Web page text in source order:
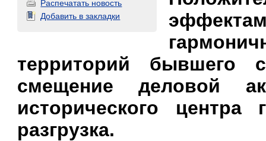
Распечатать новость
Добавить в закладки
территорий бывшего
смещение деловой
исторического
разгрузка.